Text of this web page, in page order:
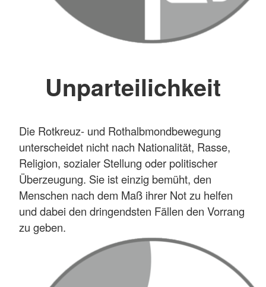
Unparteilichkeit
Die Rotkreuz- und Rothalbmondbewegung
unterscheidet nicht nach Nationalität, Rasse,
Religion, sozialer Stellung oder politischer
Überzeugung. Sie ist einzig bemüht, den
Menschen nach dem Maß ihrer Not zu helfen
und dabei den dringendsten Fällen den Vorrang
zu geben.